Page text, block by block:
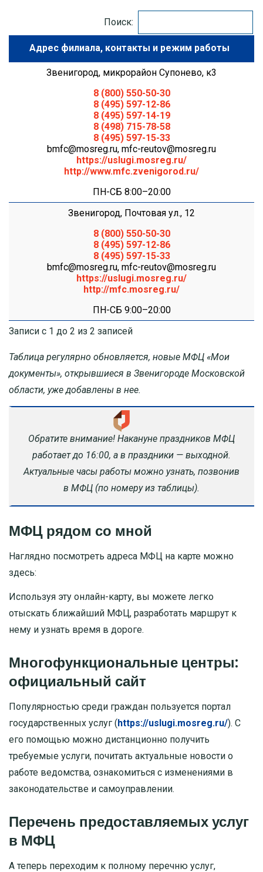
Поиск:
Адрес филиала
Звенигород, микрорайон Супонево, к3
8 (800) 550-50-30
8 (495) 597-12-86
8 (495) 597-14-19
8 (498) 715-78-58
8 (495) 597-15-33
bmfc@mosreg.ru, mfc-reutov@mosreg.ru
https://uslugi.mosreg.ru/
http://www.mfc.zvenigorod.ru/
ПН-СБ 8:00–20:00
Звенигород, Почтовая ул., 12
8 (800) 550-50-30
8 (495) 597-12-86
8 (495) 597-15-33
bmfc@mosreg.ru, mfc-reutov@mosreg.ru
https://uslugi.mosreg.ru/
http://mfc.mosreg.ru/
ПН-СБ 9:00–20:00
Записи с 1 до 2 из 2 записей
Таблица регулярно обновляется, новые МФЦ «Мои
документы», открывшиеся в Звенигороде Московской
области, уже добавлены в нее.
Обратите внимание! Накануне праздников МФЦ
работает до 16:00, а в праздники — выходной.
Актуальные часы работы можно узнать, позвонив
в МФЦ (по номеру из таблицы).
МФЦ рядом со мной
Наглядно посмотреть адреса МФЦ на карте можно
здесь:
Используя эту онлайн-карту, вы можете легко
отыскать ближайший МФЦ, разработать маршрут к
нему и узнать время в дороге.
Многофункциональные центры:
официальный сайт
Популярностью среди граждан пользуется портал
государственных услуг ( https://uslugi.mosreg.ru/). С
его помощью можно дистанционно получить
требуемые услуги, почитать актуальные новости о
работе ведомства, ознакомиться с изменениями в
законодательстве и самоуправлении.
Перечень предоставляемых услуг
в МФЦ
А теперь переходим к полному перечню услуг,